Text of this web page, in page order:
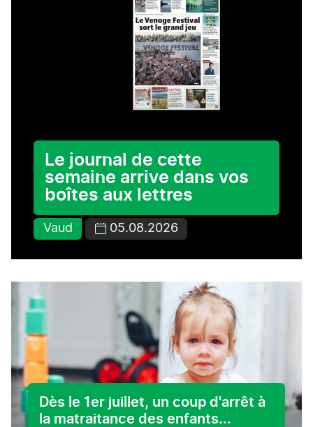
Le journal de cette
semaine arrive dans vos
boîtes aux lettres
Vaud 05.08.2026
Dès le 1er juillet, un coup d'arrêt à
la matraitance des enfants...